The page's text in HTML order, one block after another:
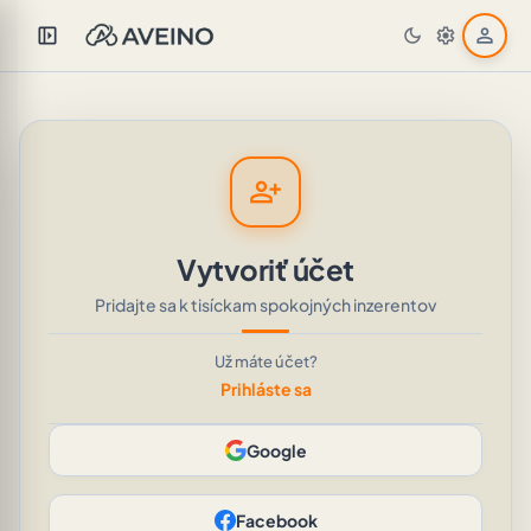
left_panel_open dark_mode settings person
person_add
Vytvoriť účet
Pridajte sa k tisíckam spokojných inzerentov
Už máte účet?
Prihláste sa
Google
Facebook